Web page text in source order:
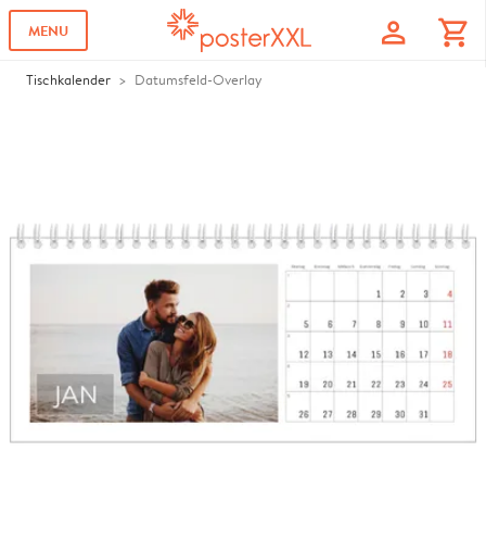
MENU profile shopping_cart
Tischkalender Datumsfeld-Overlay